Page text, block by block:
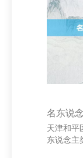
名东说
天津和平
东说念主